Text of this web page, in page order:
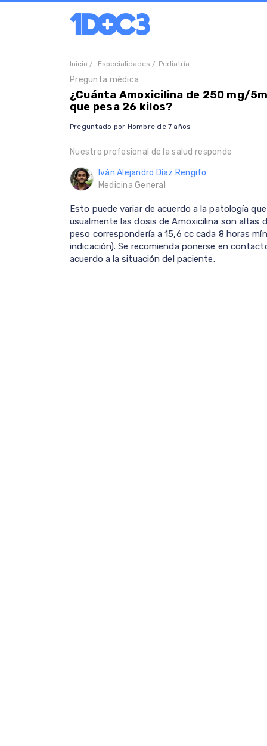
Inicio / Especialidades / Pediatría
Pregunta médica
¿Cuánta Amoxicilina de 250 mg/
que pesa 26 kilos?
Preguntado por Hombre de 7 años
Nuestro profesional de la salud responde
Iván Alejandro Díaz Rengifo
Medicina General
Esto puede variar de acuerdo a la patología
usualmente las dosis de Amoxicilina son altas
peso correspondería a 15,6 cc cada 8 horas
indicación). Se recomienda ponerse en
acuerdo a la situación del paciente.